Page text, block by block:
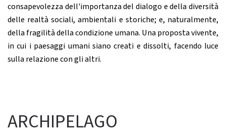
consapevolezza dell'importanza del dialogo e della diversità
delle realtà sociali, ambientali e storiche; e, naturalmente,
della fragilità della condizione umana. Una proposta vivente,
in cui i paesaggi umani siano creati e dissolti, facendo luce
sulla relazione con gli altri.
ARCHIPELAGO